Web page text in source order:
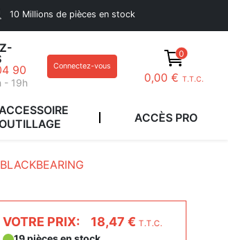
10 Millions de pièces en stock
90
- 19h
Connectez-vous
0
0,00 € T.T.C.
OUTILLAGE
ACCÈS PRO
VOTRE PRIX: 18,47 € T.T.C.